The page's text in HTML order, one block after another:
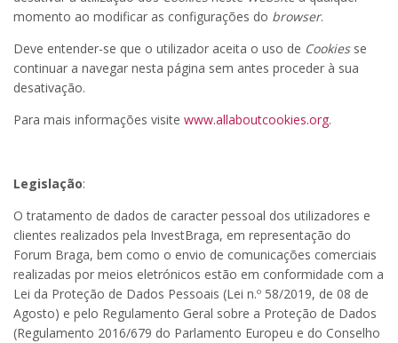
momento ao modificar as configurações do browser.
Deve entender-se que o utilizador aceita o uso de Cookiesse
continuar a navegar nesta página sem antes proceder à sua
desativação.
Para mais informações visite www.allaboutcookies.org.
Legislação:
O tratamento de dados de caracter pessoal dos utilizadores e
clientes realizados pela InvestBraga, em representação do
Forum Braga, bem como o envio de comunicações comerciais
realizadas por meios eletrónicos estão em conformidade com a
Lei da Proteção de Dados Pessoais (Lei n.º 58/2019, de 08 de
Agosto) e pelo Regulamento Geral sobre a Proteção de Dados
(Regulamento 2016/679 do Parlamento Europeu e do Conselho